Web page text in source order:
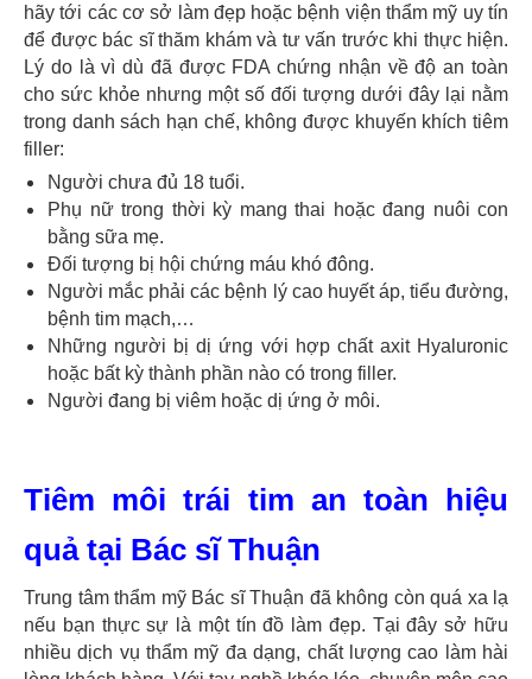
hãy tới các cơ sở làm đẹp hoặc bệnh viện thẩm mỹ uy tín
để được bác sĩ thăm khám và tư vấn trước khi thực hiện.
Lý do là vì dù đã được FDA chứng nhận về độ an toàn
cho sức khỏe nhưng một số đối tượng dưới đây lại nằm
trong danh sách hạn chế, không được khuyến khích tiêm
filler:
Người chưa đủ 18 tuổi.
Phụ nữ trong thời kỳ mang thai hoặc đang nuôi con
bằng sữa mẹ.
Đối tượng bị hội chứng máu khó đông.
Người mắc phải các bệnh lý cao huyết áp, tiểu đường,
bệnh tim mạch,…
Những người bị dị ứng với hợp chất axit Hyaluronic
hoặc bất kỳ thành phần nào có trong filler.
Người đang bị viêm hoặc dị ứng ở môi.
Tiêm môi trái tim an toàn hiệu
quả tại Bác sĩ Thuận
Trung tâm thẩm mỹ Bác sĩ Thuận đã không còn quá xa lạ
nếu bạn thực sự là một tín đồ làm đẹp. Tại đây sở hữu
nhiều dịch vụ thẩm mỹ đa dạng, chất lượng cao làm hài